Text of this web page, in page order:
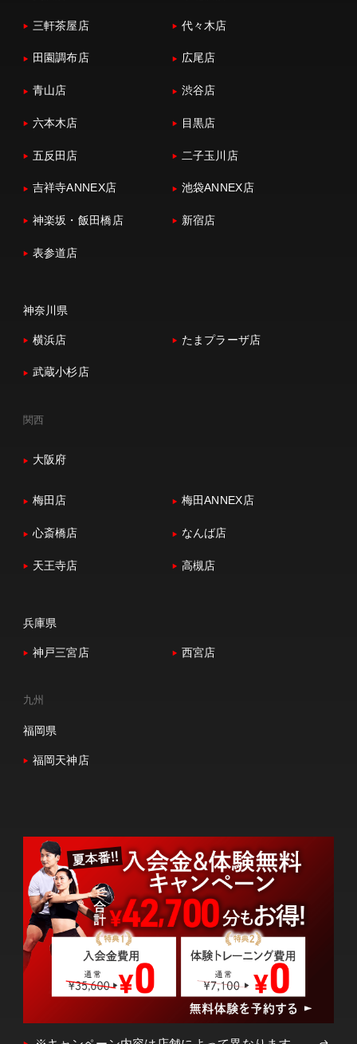
三軒茶屋店 代々木店
田園調布店 広尾店
青山店 渋谷店
六本木店 目黒店
五反田店 二子玉川店
吉祥寺ANNEX店 池袋ANNEX店
神楽坂・飯田橋店 新宿店
表参道店
神奈川県
横浜店 たまプラーザ店
武蔵小杉店
関西
大阪府
梅田店 梅田ANNEX店
心斎橋店 なんば店
天王寺店 高槻店
兵庫県
神戸三宮店 西宮店
九州
福岡県
福岡天神店